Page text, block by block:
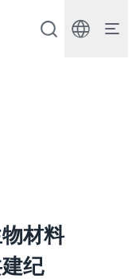
材料
纪